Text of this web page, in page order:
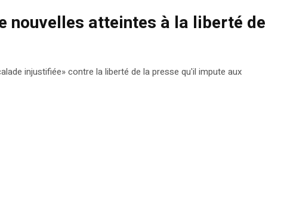
nouvelles atteintes à la liberté de
injustifiée» contre la liberté de la presse qu'il impute aux